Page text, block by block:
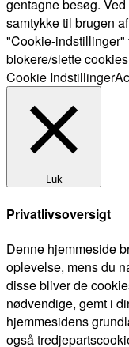
gentagne besøg.
samtykke til brugen
"Cookie-indstillinger"
blokere/slette
Cookie Indstillinger
Luk
Privatlivsoversigt
Denne hjemmeside
oplevelse, mens du
disse bliver de
nødvendige, gemt i
hjemmesidens
også